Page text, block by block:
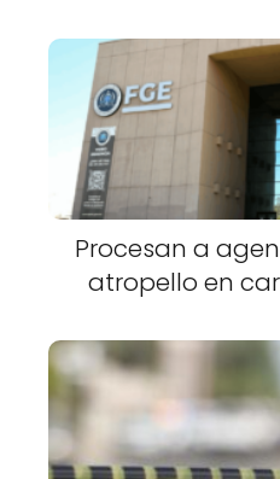
Procesan a
atropello en